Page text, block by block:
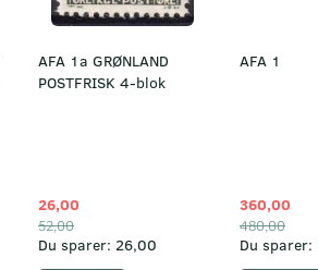
AFA 1a GRØNLAND
POSTFRISK 4-blok
26,00
52,00
Du sparer: 26,00
AFA 1
360,00
480,00
Du sparer: